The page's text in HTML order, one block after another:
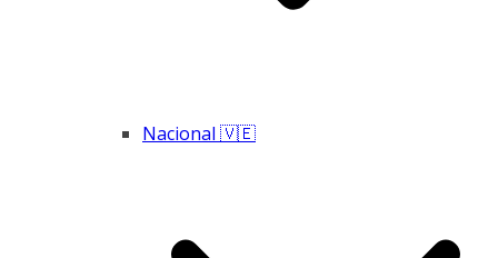
Nacional 🇻🇪